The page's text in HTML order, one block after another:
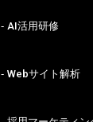
AI活用研修
Webサイト解析